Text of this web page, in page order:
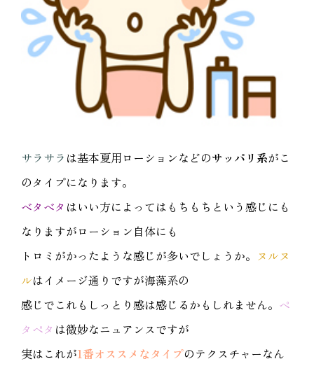
サラサラ は基本夏用ローションなどのサッパリ系がこ
のタイプになります。
ベタベタ はいい方によってはもちもちという感じにも
なりますがローション自体にも
トロミがかったような感じが多いでしょうか。 ヌルヌ
ルはイメージ通りですが海藻系の
感じでこれもしっとり感は感じるかもしれません。 ペ
タペタ は微妙なニュアンスですが
実はこれが1番オススメなタイプのテクスチャーなん